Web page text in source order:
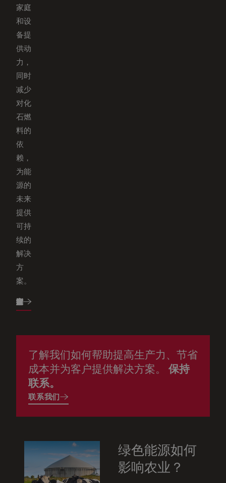
家庭
和设
备提
供动
力，
同时
减少
对化
石燃
料的
依
赖，
为能
源的
未来
提供
可持
续的
解决
方
案。
探索所有解决方案
了解我们如何帮助提高生产力、节省
成本并为客户提供解决方案。 保持
联系。
联系我们
绿色能源如何
影响农业？